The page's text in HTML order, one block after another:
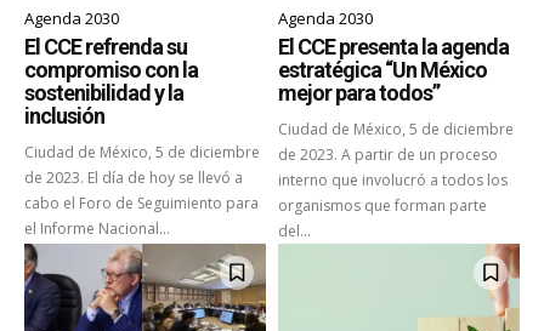
Agenda 2030
El CCE refrenda su
compromiso con la
sostenibilidad y la
inclusión
Ciudad de México, 5 de diciembre
de 2023. El día de hoy se llevó a
cabo el Foro de Seguimiento para
el Informe Nacional...
Agenda 2030
El CCE presenta la agenda
estratégica “Un México
mejor para todos”
Ciudad de México, 5 de diciembre
de 2023. A partir de un proceso
interno que involucró a todos los
organismos que forman parte
del...